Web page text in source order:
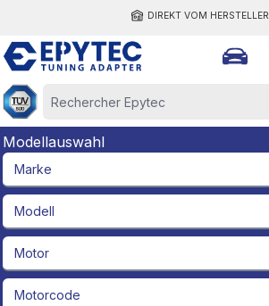
DIREKT VOM HERSTELLER
Modellauswahl
brandId
modelId
engineId
engineCodeId